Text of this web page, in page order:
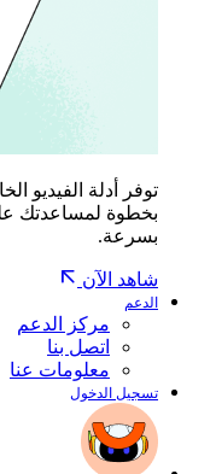
بخطوة لمساعدتك
بسرعة.
شاهد الآن
الدعم
مركز الدعم
اتصل بنا
معلومات عنا
تسجيل الدخول